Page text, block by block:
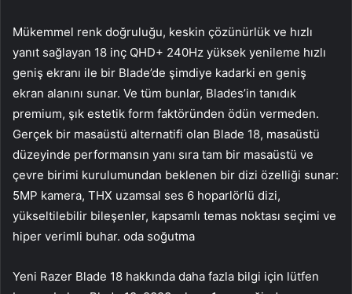
Mükemmel renk doğruluğu, keskin çözünürlük ve hızlı
yanıt sağlayan 18 inç QHD+ 240Hz yüksek yenileme hızlı
geniş ekranı ile bir Blade’de şimdiye kadarki en geniş
ekran alanını sunar. Ve tüm bunlar, Blades’in tanıdık
premium, şık estetik form faktöründen ödün vermeden.
Gerçek bir masaüstü alternatifi olan Blade 18, masaüstü
düzeyinde performansın yanı sıra tam bir masaüstü ve
çevre birimi kurulumundan beklenen bir dizi özelliği sunar:
5MP kamera, THX uzamsal ses 6 hoparlörlü dizi,
yükseltilebilir bileşenler, kapsamlı temas noktası seçimi ve
hiper verimli buhar. oda soğutma
Yeni Razer Blade 18 hakkında daha fazla bilgi için lütfen